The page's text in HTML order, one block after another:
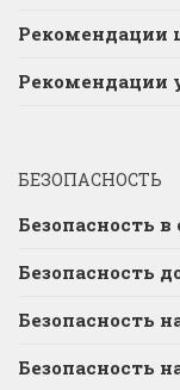
Рекомендации
Рекомендации
БЕЗОПАСНОСТЬ
Безопасность
Безопасность
Безопасность
Безопасность